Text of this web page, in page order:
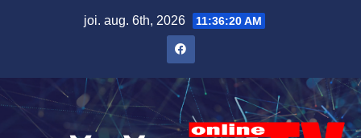
joi. aug. 6th, 2026 11:36:21 AM